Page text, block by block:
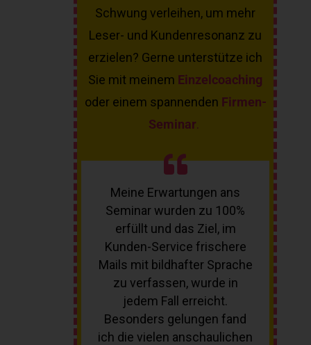
Schwung verleihen, um mehr
Leser- und Kundenresonanz zu
erzielen? Gerne unterstütze ich
Sie mit meinem Einzelcoaching
oder einem spannenden Firmen-
Seminar.
Meine Erwartungen ans
Seminar wurden zu 100%
erfüllt und das Ziel, im
Kunden-Service frischere
Mails mit bildhafter Sprache
zu verfassen, wurde in
jedem Fall erreicht.
Besonders gelungen fand
ich die vielen anschaulichen